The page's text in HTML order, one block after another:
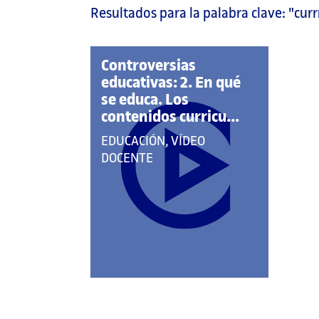
página
Resultados para la palabra clave:
Controversias
educativas: 2. En qué
se educa. Los
contenidos curricu...
QUE
PERTENECE
CATEGORÍAS:
EDUCACIÓN, VÍDEO
DOCENTE